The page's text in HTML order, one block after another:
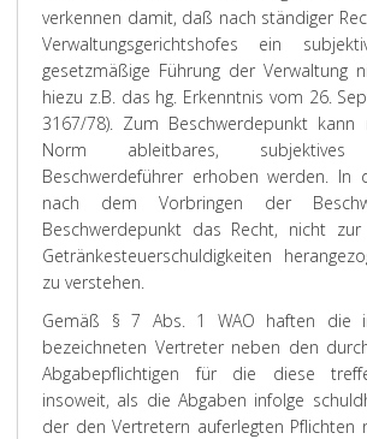
verkennen damit, daß nach ständiger
Verwaltungsgerichtshofes ein
gesetzmäßige Führung der Verwaltung
hiezu z.B. das hg. Erkenntnis vom 26.
3167/78). Zum Beschwerdepunkt
Norm ableitbares,
Beschwerdeführer erhoben werden. In
nach dem Vorbringen der
Beschwerdepunkt das Recht, nicht
Getränkesteuerschuldigkeiten
zu verstehen.
Gemäß § 7 Abs. 1 WAO haften
bezeichneten Vertreter neben den
Abgabepflichtigen für die diese
insoweit, als die Abgaben infolge
der den Vertretern auferlegten Pflichten